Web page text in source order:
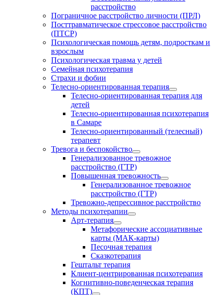
расстройство
Пограничное расстройство личности (ПРЛ)
Посттравматическое стрессовое расстройство
(ПТСР)
Психологическая помощь детям, подросткам и
взрослым
Психологическая травма у детей
Семейная психотерапия
Страхи и фобии
Телесно-ориентированная терапия
Телесно-ориентированная терапия для
детей
Телесно-ориентированная психотерапия
в Самаре
Телесно-ориентированный (телесный)
терапевт
Тревога и беспокойство
Генерализованное тревожное
расстройство (ГТР)
Повышенная тревожность
Генерализованное тревожное
расстройство (ГТР)
Тревожно-депрессивное расстройство
Методы психотерапии
Арт-терапия
Метафорические ассоциативные
карты (МАК-карты)
Песочная терапия
Сказкотерапия
Гештальт терапия
Клиент-центрированная психотерапия
Когнитивно-поведенческая терапия
(КПТ)